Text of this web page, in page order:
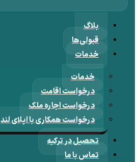
بلاگ
قبولی‌ها
خدمات
خدمات
درخواست اقامت
درخواست اجاره ملک
درخواست همکاری با اپلای لند
تحصیل در ترکیه
تماس با ما